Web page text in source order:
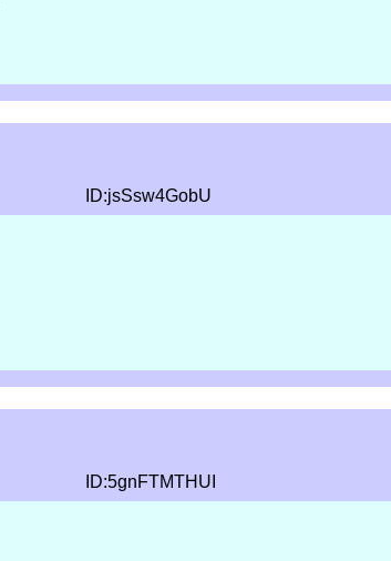
ID:jsSsw4GobU
ID:5gnFTMTHUI